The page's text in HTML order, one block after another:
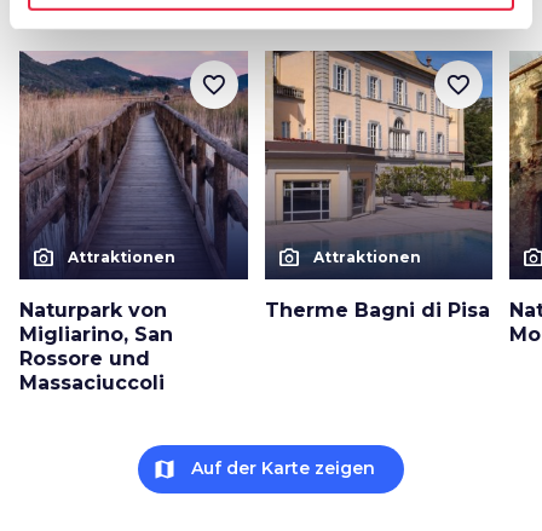
photo_camera Attraktionen
Naturpark von
Migliarino, San
Rossore und
Massaciuccoli
favorite_border
photo_camera Attraktionen
Therme Bagni di Pisa
favorite_border
map Auf der Karte zeigen